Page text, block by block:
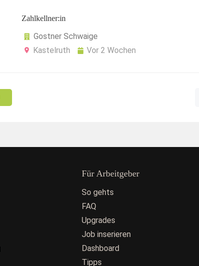
Zahlkellner:in
Gostner Schwaige
Kastelruth
Vor 2 Wochen
Für Arbeitgeber
So gehts
FAQ
Upgrades
Job inserieren
Dashboard
Tipps